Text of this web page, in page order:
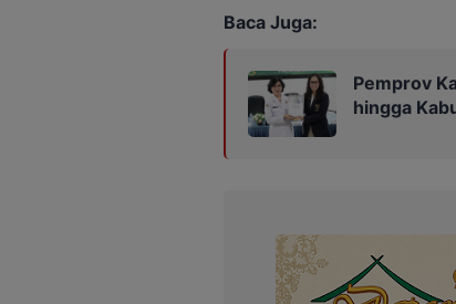
Baca Juga:
Pemprov
hingga